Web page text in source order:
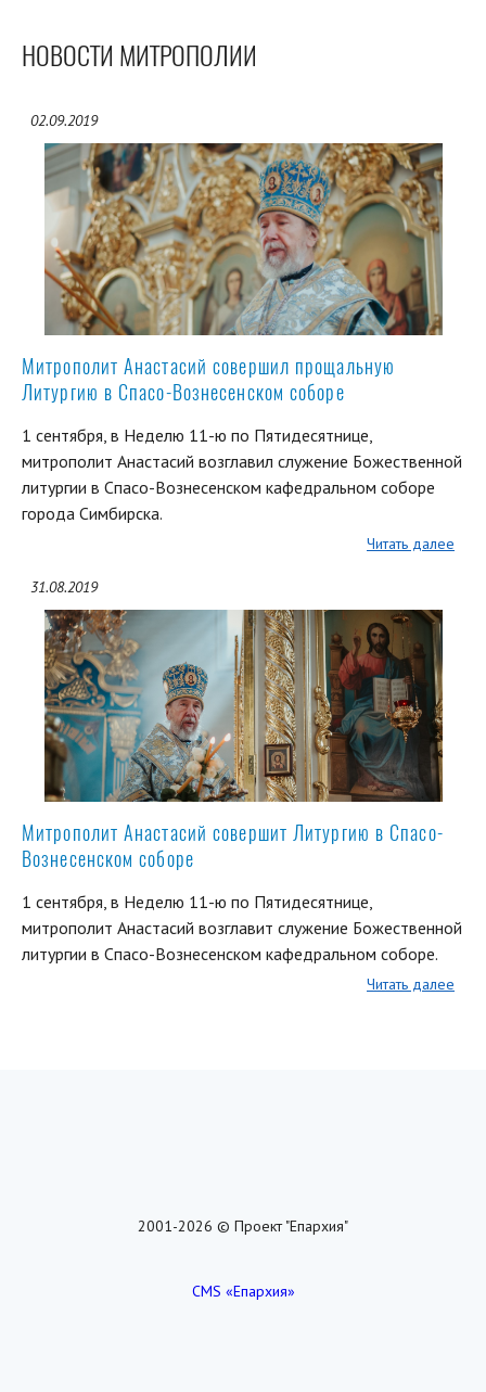
НОВОСТИ МИТРОПОЛИИ
02.09.2019
Митрополит Анастасий совершил прощальную
Литургию в Спасо-Вознесенском соборе
1 сентября, в Неделю 11-ю по Пятидесятнице,
митрополит Анастасий возглавил служение Божественной
литургии в Спасо-Вознесенском кафедральном соборе
города Симбирска.
Читать далее
31.08.2019
Митрополит Анастасий совершит Литургию в Спасо-
Вознесенском соборе
1 сентября, в Неделю 11-ю по Пятидесятнице,
митрополит Анастасий возглавит служение Божественной
литургии в Спасо-Вознесенском кафедральном соборе.
Читать далее
2001-2026 © Проект "Епархия"
CMS «Епархия»